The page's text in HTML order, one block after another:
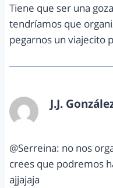
Tiene que ser una
tendríamos que
pegarnos un viajecito
J.J.
@Serreina: no nos
crees que podremos
ajjajaja